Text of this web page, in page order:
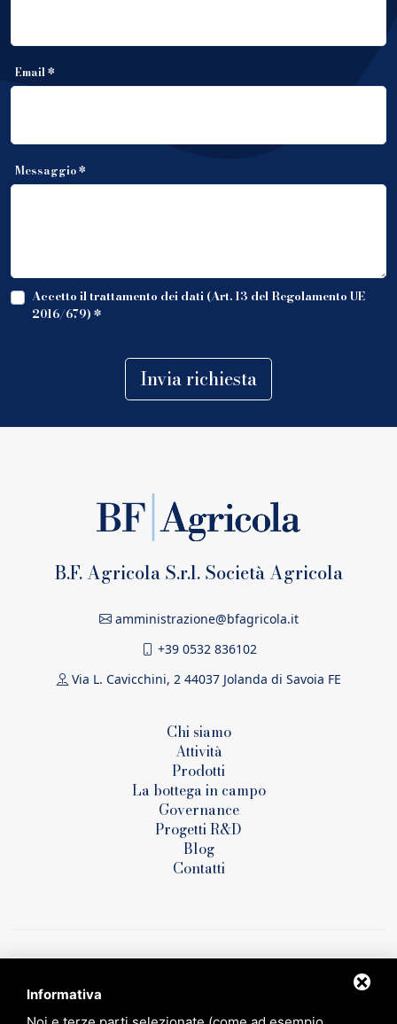
Email *
Messaggio *
Accetto il trattamento dei dati (Art. 13 del Regolamento UE
2016/679) *
Invia richiesta
B.F. Agricola S.r.l. Società Agricola
amministrazione@bfagricola.it
+39 0532 836102
Via L. Cavicchini, 2 44037 Jolanda di Savoia FE
Chi siamo
Attività
Prodotti
La bottega in campo
Governance
Progetti R&D
Blog
Contatti
Informativa